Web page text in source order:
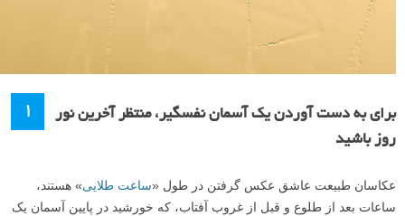
۱
برای به دست آوردن یک آسمان نفسگیر، منتظر آخرین نور
روز باشید
عکاسان طبیعت عاشق عکس گرفتن در طول «ساعت طلایی» هستند،
ساعات بعد از طلوع و قبل از غروب آفتاب، که خورشید در پایین آسمان یک